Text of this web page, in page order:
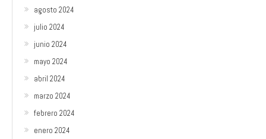
agosto 2024
julio 2024
junio 2024
mayo 2024
abril 2024
marzo 2024
febrero 2024
enero 2024